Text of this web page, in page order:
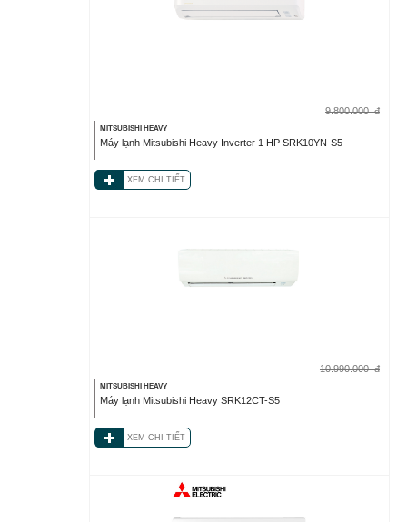
9.800.000 đ
MITSUBISHI HEAVY
Máy lạnh Mitsubishi Heavy Inverter 1 HP SRK10YN-S5
XEM CHI TIẾT
10.990.000 đ
MITSUBISHI HEAVY
Máy lạnh Mitsubishi Heavy SRK12CT-S5
XEM CHI TIẾT